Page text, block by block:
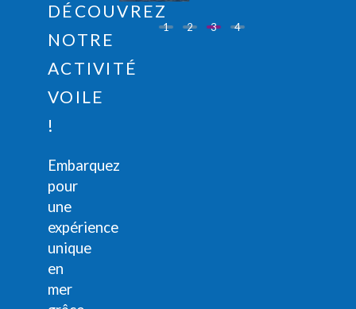
DÉCOUVREZ
NOTRE
ACTIVITÉ
VOILE
!
Embarquez
pour
une
expérience
unique
en
mer
1 2 3 4